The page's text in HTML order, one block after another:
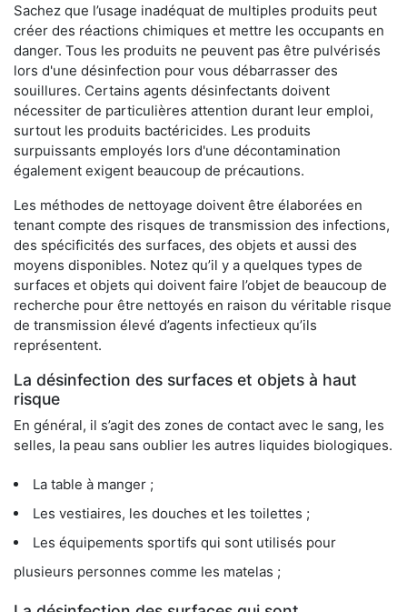
Sachez que l’usage inadéquat de multiples produits peut
créer des réactions chimiques et mettre les occupants en
danger. Tous les produits ne peuvent pas être pulvérisés
lors d'une désinfection pour vous débarrasser des
souillures. Certains agents désinfectants doivent
nécessiter de particulières attention durant leur emploi,
surtout les produits bactéricides. Les produits
surpuissants employés lors d'une décontamination
également exigent beaucoup de précautions.
Les méthodes de nettoyage doivent être élaborées en
tenant compte des risques de transmission des infections,
des spécificités des surfaces, des objets et aussi des
moyens disponibles. Notez qu’il y a quelques types de
surfaces et objets qui doivent faire l’objet de beaucoup de
recherche pour être nettoyés en raison du véritable risque
de transmission élevé d’agents infectieux qu’ils
représentent.
La désinfection des surfaces et objets à haut
risque
En général, il s’agit des zones de contact avec le sang, les
selles, la peau sans oublier les autres liquides biologiques.
La table à manger ;
Les vestiaires, les douches et les toilettes ;
Les équipements sportifs qui sont utilisés pour
plusieurs personnes comme les matelas ;